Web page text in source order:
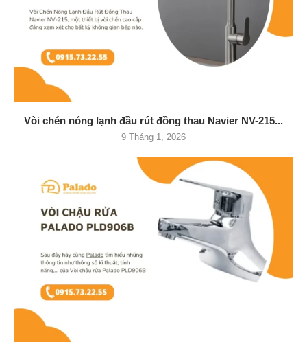
Vòi chén nóng lạnh đầu rút đồng thau Navier NV-215...
9 Tháng 1, 2026